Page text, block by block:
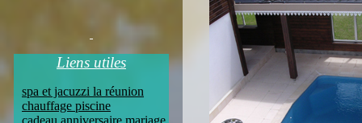
Liens utiles
spa et jacuzzi la réunion
chauffage piscine
cadeau anniversaire mariage